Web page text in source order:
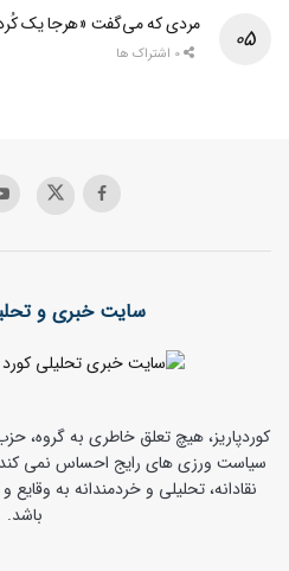
مردی که می‌گفت «هرجا یک
سایت خبری و
کوردپاریز، هیچ تعلق خاطری به گروه،
سیاست ورزی های رایج احساس نمی کند
نقادانه، تحلیلی و خردمندانه به
باشد.